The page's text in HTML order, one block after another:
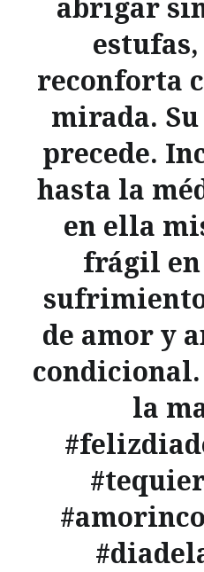
abrigar
reconforta
mirada.
precede.
hasta la
en ella
frágil
de amor y
la